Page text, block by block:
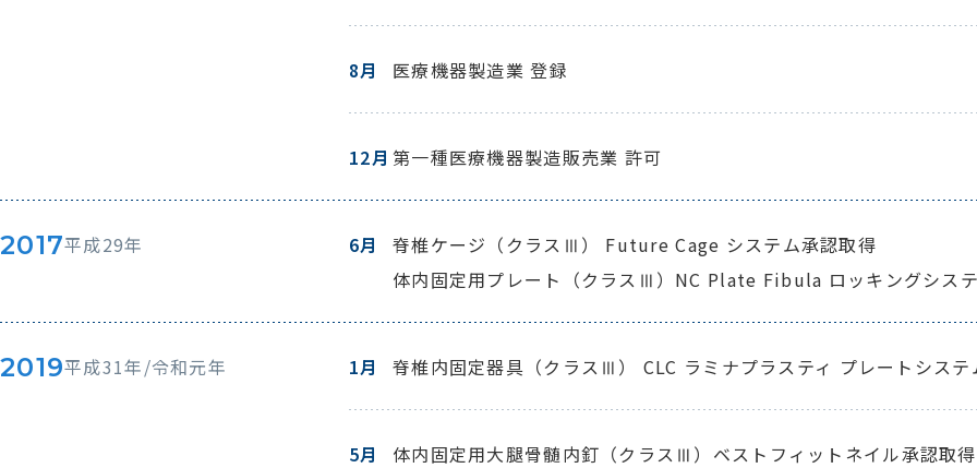
8月 医療機器製造業 登録
12月 第一種医療機器製造販売業 許可
2017平成29年 6月
脊椎ケージ（クラスⅢ） Future Cage システム承認取得
体内固定用プレート（クラスⅢ）NC Plate Fibula ロッキングシス
2019平成31年/令和元年 1月 脊椎内固定器具（クラスⅢ） CLC ラミナプラスティ プレートシステ
5月
体内固定用大腿骨髄内釘（クラスⅢ）ベストフィットネイル承認取得